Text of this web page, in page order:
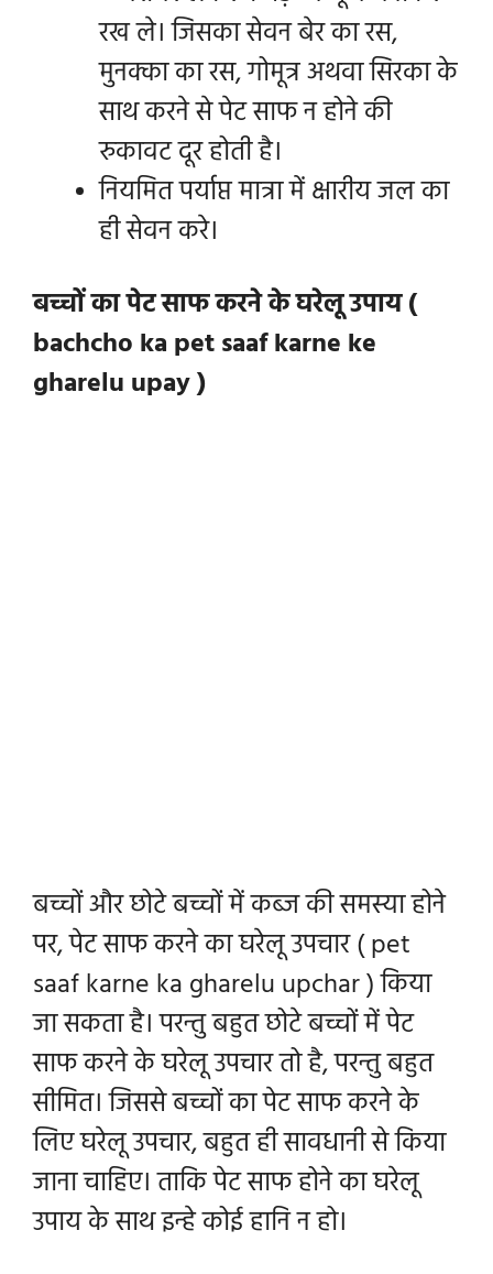
रख ले। जिसका सेवन बेर का रस,
मुनक्का का रस, गोमूत्र अथवा सिरका के
साथ करने से पेट साफ न होने की
रुकावट दूर होती है।
नियमित पर्याप्त मात्रा में क्षारीय जल का
ही सेवन करे।
बच्चों का पेट साफ करने के घरेलू उपाय (
bachcho ka pet saaf karne ke
gharelu upay )
बच्चों और छोटे बच्चों में कब्ज की समस्या होने
पर, पेट साफ करने का घरेलू उपचार ( pet
saaf karne ka gharelu upchar ) किया
जा सकता है। परन्तु बहुत छोटे बच्चों में पेट
साफ करने के घरेलू उपचार तो है, परन्तु बहुत
सीमित। जिससे बच्चों कापेट साफ करने के
लिए घरेलू उपचार, बहुत ही सावधानी से किया
जाना चाहिए। ताकि पेट साफ होने का घरेलू
उपाय के साथ इन्हे कोई हानि न हो।